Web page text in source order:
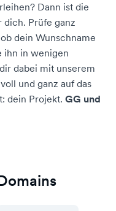
Dann ist die
Prüfe ganz
dein Wunschname
ihn in wenigen
dabei mit unserem
und ganz auf das
dein Projekt. GG und